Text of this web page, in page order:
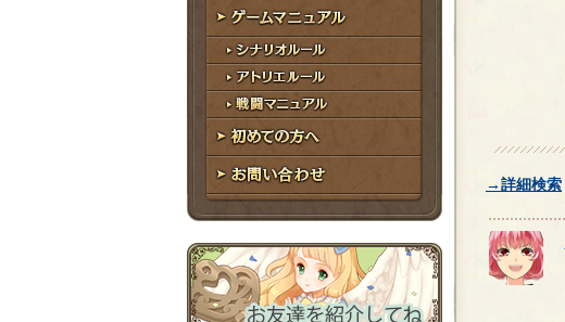
サイドストーリー
ゲームマニュアル
シナリオルール
アトリエルール
戦闘マニュアル
初めての方へ
お問い合わせ
→詳細検索